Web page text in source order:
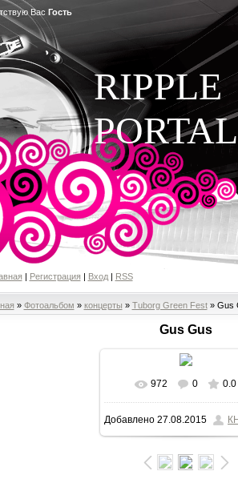
Вас Гость
RIPPLE
PORTAL
| Регистрация| Вход| RSS
» Фотоальбом » концерты » Tuborg Green Fest» Gus
Gus Gus
В реальном
800x533/ 65.1Kb
972 0 0.0
Добавлено 27.08.2015